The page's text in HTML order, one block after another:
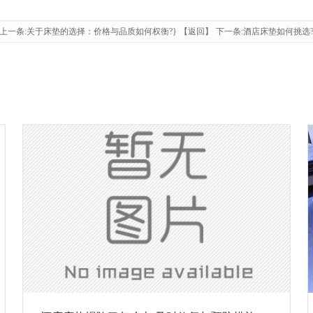
上一条:关于床垫的选择：价格与品质如何权衡?} 【返回】 下一条:酒店床垫如何挑选?